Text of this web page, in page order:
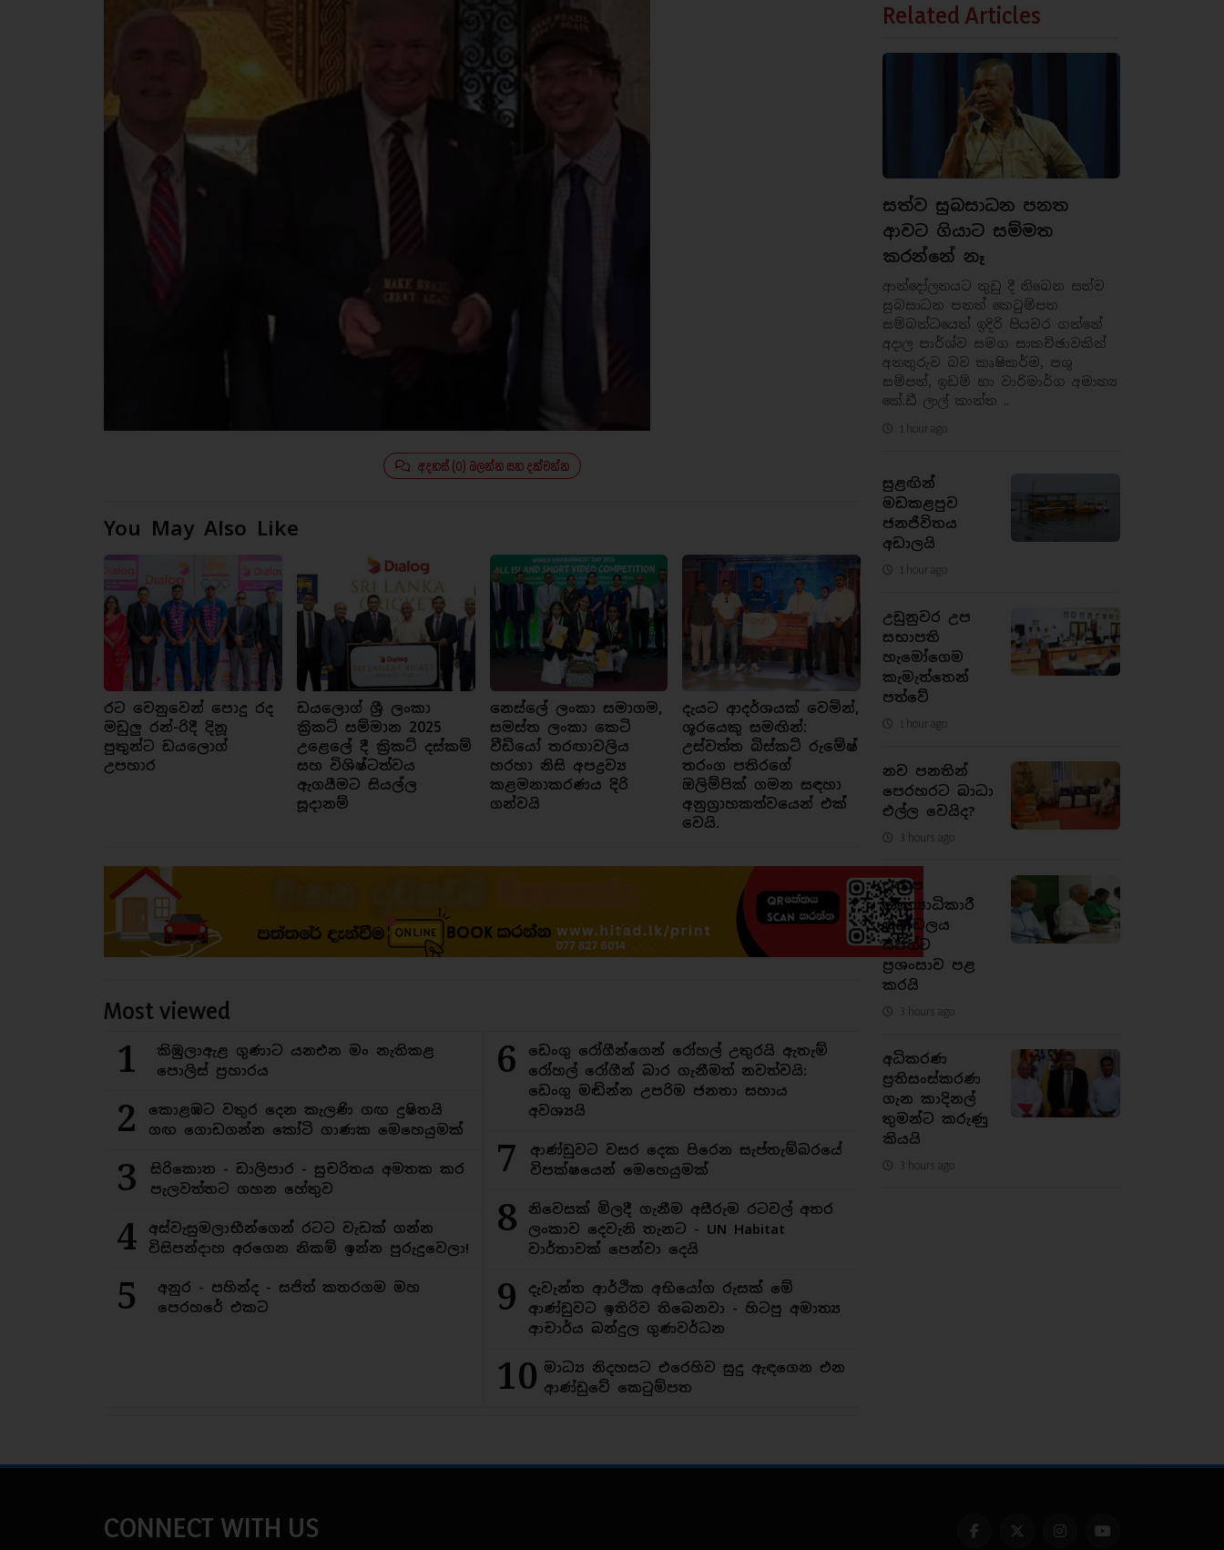
අදහස් (0) බලන්න සහ දක්වන්න
You May Also Like
රට වෙනුවෙන් පොදු රද
මඩුලු රන්-රිදී දිනූ
පුතුන්ට ඩයලොග්
උපහාර
ඩයලොග් ශ්‍රී ලංකා
ක්‍රිකට් සම්මාන 2025
උළෙලේ දී ක්‍රිකට් දස්කම්
සහ විශිෂ්ටත්වය
ඇගයීමට සියල්ල
සූදානම්
නෙස්ලේ ලංකා සමාගම,
සමස්ත ලංකා කෙටි
වීඩියෝ තරඟාවලිය
හරහා නිසි අපද්‍රව්‍ය
කළමනාකරණය දිරි
ගන්වයි
දැයට ආදර්ශයක් වෙමින්,
ශූරයෙකු සමඟින්:
උස්වත්ත බිස්කට් රුමේෂ්
තරංග පතිරගේ
ඔලිම්පික් ගමන සඳහා
අනුග්‍රාහකත්වයෙන් එක්
වෙයි.
Most viewed
1
කිඹුලාඇළ ගුණාට යනඑන මං නැතිකළ
පොලිස් ප්‍රහාරය
2
කොළඹට වතුර දෙන කැලණි ගඟ දුෂිතයි
ගඟ ගොඩගන්න කෝටි ගාණක මෙහෙයුමක්
3
සිරිකොත - ඩාලිපාර - සුචරිතය අමතක කර
පැලවත්තට ගහන හේතුව
4
අස්වැසුමලාභීන්ගෙන් රටට වැඩක් ගන්න
විසිපන්දාහ අරගෙන නිකම් ඉන්න පුරුදුවෙලා!
5
අනුර - පහින්ද - සජිත් කතරගම මහ
පෙරහරේ එකට
6
ඩෙංගු රෝගීන්ගෙන් රෝහල් උතුරයි ඇතැම්
රෝහල් රෝගීන් බාර ගැනීමත් නවත්වයි:
ඩෙංගු මඬින්න උපරිම ජනතා සහාය
අවශ්‍යයි
7
ආණ්ඩුවට වසර දෙක පිරෙන සැප්තැම්බරයේ
විපක්ෂයෙන් මෙහෙයුමක්
8
නිවෙසක් මිලදී ගැනීම අසීරුම රටවල් අතර
ලංකාව දෙවැනි තැනට - UN Habitat
වාර්තාවක් පෙන්වා දෙයි
9
දැවැන්ත ආර්ථික අභියෝග රුසක් මේ
ආණ්ඩුවට ඉතිරිව තිබෙනවා - හිටපු අමාත්‍ය
ආචාර්ය බන්දුල ගුණවර්ධන
10 මාධ්‍ය නිදහසට එරෙහිව සුදු ඇඳගෙන එන
ආණ්ඩුවේ කෙටුම්පත
Related Articles
සත්ව සුබසාධන පනත
ආවට ගියාට සම්මත
කරන්නේ නෑ
ආන්දෝලනයට තුඩු දී තිබෙන සත්ව
සුබසාධන පනත් කෙටුම්පත
සම්බන්ධයෙන් ඉදිරි පියවර ගන්නේ
අදාල පාර්ශ්ව සමග සාකච්ඡාවකින්
අනතුරුව බව කෘෂිකර්ම, පශු
සම්පත්, ඉඩම් හා වාරිමාර්ග අමාත්‍ය
කේ.ඩී ලාල් කාන්ත ..
1 hour ago
සුළඟින්
මඩකළපුව
ජනජීවිතය
අඩාලයි
1 hour ago
උඩුනුවර උප
සභාපති
හැමෝගෙම
කැමැත්තෙන්
පත්වේ
1 hour ago
නව පනතින්
පෙරහරට බාධා
එල්ල වෙයිද?
3 hours ago
එජාප
කෘත්‍යාධිකාරී
මණ්ඩලය
සජිත්ට
ප්‍රශංසාව පළ
කරයි
3 hours ago
අධිකරණ
ප්‍රතිසංස්කරණ
ගැන කාදිනල්
තුමන්ට කරුණු
කියයි
3 hours ago
CONNECT WITH US